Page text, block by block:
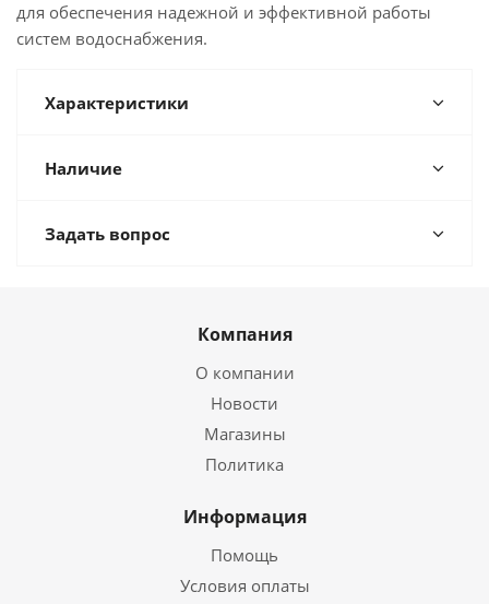
для обеспечения надежной и эффективной работы
систем водоснабжения.
Характеристики
Наличие
Задать вопрос
Компания
О компании
Новости
Магазины
Политика
Информация
Помощь
Условия оплаты